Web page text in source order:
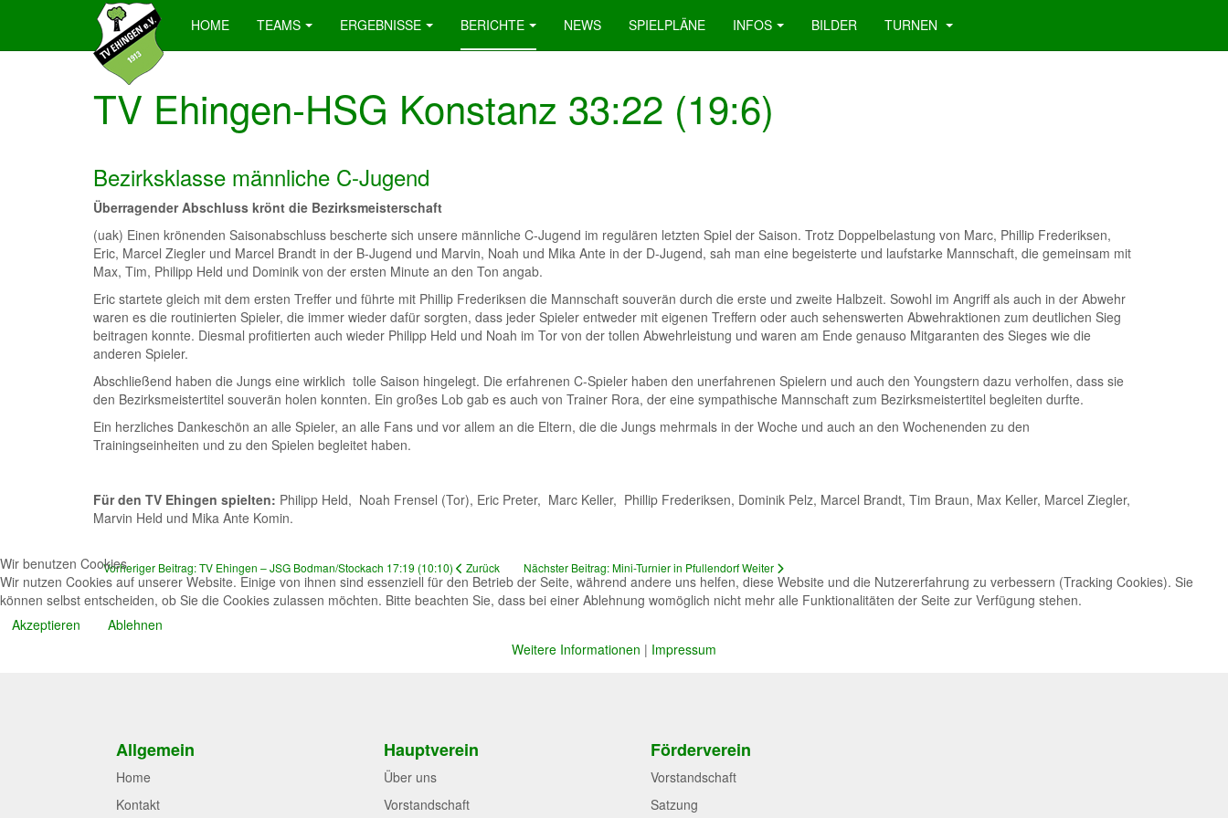
HOME TEAMS ERGEBNISSE BERICHTE NEWS SPIELPLÄNE INFOS BILDER TURNEN
TV Ehingen-HSG Konstanz 33:22 (19:6)
Bezirksklasse männliche C-Jugend
Überragender Abschluss krönt die Bezirksmeisterschaft
(uak) Einen krönenden Saisonabschluss bescherte sich unsere männliche C-Jugend im regulären letzten Spiel der Saison. Trotz Doppelbelastung von Marc, Phillip Frederiksen,
Eric, Marcel Ziegler und Marcel Brandt in der B-Jugend und Marvin, Noah und Mika Ante in der D-Jugend, sah man eine begeisterte und laufstarke Mannschaft, die gemeinsam mit
Max, Tim, Philipp Held und Dominik von der ersten Minute an den Ton angab.
Eric startete gleich mit dem ersten Treffer und führte mit Phillip Frederiksen die Mannschaft souverän durch die erste und zweite Halbzeit. Sowohl im Angriff als auch in der Abwehr
waren es die routinierten Spieler, die immer wieder dafür sorgten, dass jeder Spieler entweder mit eigenen Treffern oder auch sehenswerten Abwehraktionen zum deutlichen Sieg
beitragen konnte. Diesmal profitierten auch wieder Philipp Held und Noah im Tor von der tollen Abwehrleistung und waren am Ende genauso Mitgaranten des Sieges wie die
anderen Spieler.
Abschließend haben die Jungs eine wirklich tolle Saison hingelegt. Die erfahrenen C-Spieler haben den unerfahrenen Spielern und auch den Youngstern dazu verholfen, dass sie
den Bezirksmeistertitel souverän holen konnten. Ein großes Lob gab es auch von Trainer Rora, der eine sympathische Mannschaft zum Bezirksmeistertitel begleiten durfte.
Ein herzliches Dankeschön an alle Spieler, an alle Fans und vor allem an die Eltern, die die Jungs mehrmals in der Woche und auch an den Wochenenden zu den
Trainingseinheiten und zu den Spielen begleitet haben.
Für den TV Ehingen spielten: Philipp Held, Noah Frensel (Tor), Eric Preter, Marc Keller, Phillip Frederiksen, Dominik Pelz, Marcel Brandt, Tim Braun, Max Keller, Marcel Ziegler,
Marvin Held und Mika Ante Komin.
Vorheriger Beitrag: TV Ehingen – JSG Bodman/Stockach 17:19 (10:10) Zurück Nächster Beitrag: Mini-Turnier in PfullendorfWeiter
Allgemein
Home
Kontakt
Hauptverein
Über uns
Vorstandschaft
Förderverein
Vorstandschaft
Satzung
Wir benutzen Cookies
Wir nutzen Cookies auf unserer Website. Einige von ihnen sind essenziell für den Betrieb der Seite, während andere uns helfen, diese Website und die Nutzererfahrung zu verbessern (Tracking Cookies). Sie
können selbst entscheiden, ob Sie die Cookies zulassen möchten. Bitte beachten Sie, dass bei einer Ablehnung womöglich nicht mehr alle Funktionalitäten der Seite zur Verfügung stehen.
Akzeptieren
Ablehnen
Weitere Informationen | Impressum